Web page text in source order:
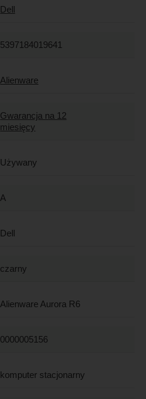
Dell
5397184019641
Alienware
Gwarancja na 12
miesięcy
Używany
A
Dell
czarny
Alienware Aurora R6
0000005156
komputer stacjonarny